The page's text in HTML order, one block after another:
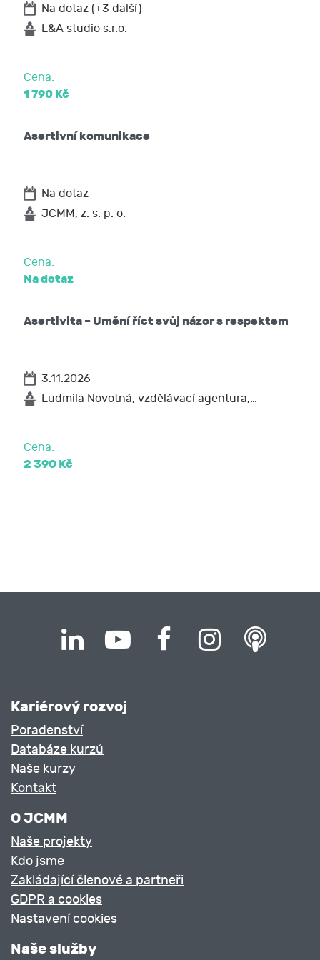
Na dotaz (+3 další)
L&A studio s.r.o.
Cena:
1 790 Kč
Asertivní komunikace
Na dotaz
JCMM, z. s. p. o.
Cena:
Na dotaz
Asertivita – Umění říct svůj názor s respektem
3.11.2026
Ludmila Novotná, vzdělávací agentura,…
Cena:
2 390 Kč
Kariérový rozvoj
Poradenství
Databáze kurzů
Naše kurzy
Kontakt
O JCMM
Naše projekty
Kdo jsme
Zakládající členové a partneři
GDPR a cookies
Nastavení cookies
Naše služby